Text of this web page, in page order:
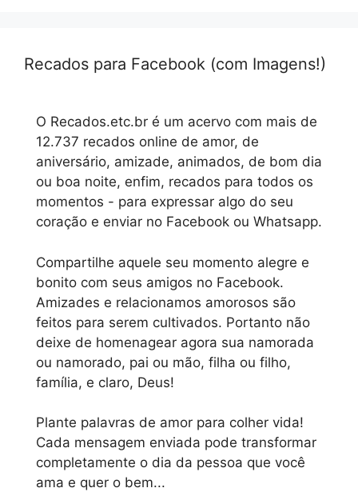
Recados para Facebook (com Imagens!)
O Recados.etc.br é um acervo com mais de
12.737 recados online de amor, de
aniversário, amizade, animados, de bom dia
ou boa noite, enfim, recados para todos os
momentos - para expressar algo do seu
coração e enviar no Facebook ou Whatsapp.
Compartilhe aquele seu momento alegre e
bonito com seus amigos no Facebook.
Amizades e relacionamos amorosos são
feitos para serem cultivados. Portanto não
deixe de homenagear agora sua namorada
ou namorado, pai ou mão, filha ou filho,
família, e claro, Deus!
Plante palavras de amor para colher vida!
Cada mensagem enviada pode transformar
completamente o dia da pessoa que você
ama e quer o bem...